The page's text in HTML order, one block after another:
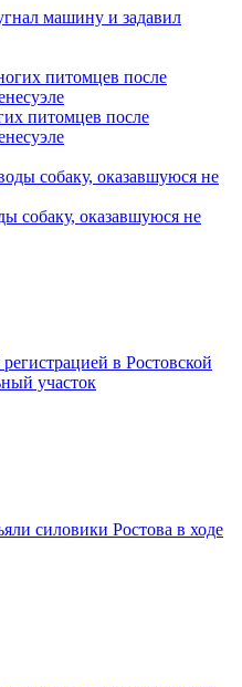
машину и задавил
питомцев после
собаку, оказавшуюся не
в Ростовской
участок
силовики Ростова в ходе